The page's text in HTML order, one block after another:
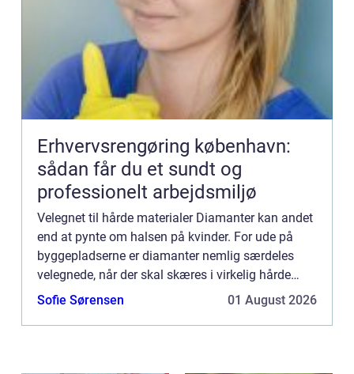
Erhvervsrengøring københavn:
sådan får du et sundt og
professionelt arbejdsmiljø
Velegnet til hårde materialer Diamanter kan andet
end at pynte om halsen på kvinder. For ude på
byggepladserne er diamanter nemlig særdeles
velegnede, når der skal skæres i virkelig hårde
materialer som eksempelvis beton, asfalt eller
Sofie Sørensen 01 August 2026